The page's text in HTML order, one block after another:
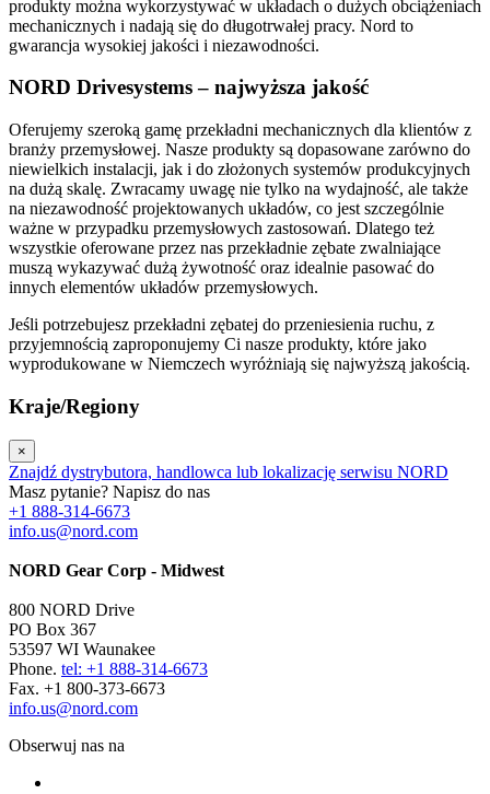
produkty można wykorzystywać w układach o dużych obciążeniach
mechanicznych i nadają się do długotrwałej pracy. Nord to
gwarancja wysokiej jakości i niezawodności.
NORD Drivesystems – najwyższa jakość
Oferujemy szeroką gamę przekładni mechanicznych dla klientów z
branży przemysłowej. Nasze produkty są dopasowane zarówno do
niewielkich instalacji, jak i do złożonych systemów produkcyjnych
na dużą skalę. Zwracamy uwagę nie tylko na wydajność, ale także
na niezawodność projektowanych układów, co jest szczególnie
ważne w przypadku przemysłowych zastosowań. Dlatego też
wszystkie oferowane przez nas przekładnie zębate zwalniające
muszą wykazywać dużą żywotność oraz idealnie pasować do
innych elementów układów przemysłowych.
Jeśli potrzebujesz przekładni zębatej do przeniesienia ruchu, z
przyjemnością zaproponujemy Ci nasze produkty, które jako
wyprodukowane w Niemczech wyróżniają się najwyższą jakością.
Kraje/Regiony
×
Znajdź dystrybutora, handlowca lub lokalizację serwisu NORD
Masz pytanie? Napisz do nas
+1 888-314-6673
info.us@nord.com
NORD Gear Corp - Midwest
800 NORD Drive
PO Box 367
53597 WI Waunakee
Phone. tel: +1 888-314-6673
Fax. +1 800-373-6673
info.us@nord.com
Obserwuj nas na